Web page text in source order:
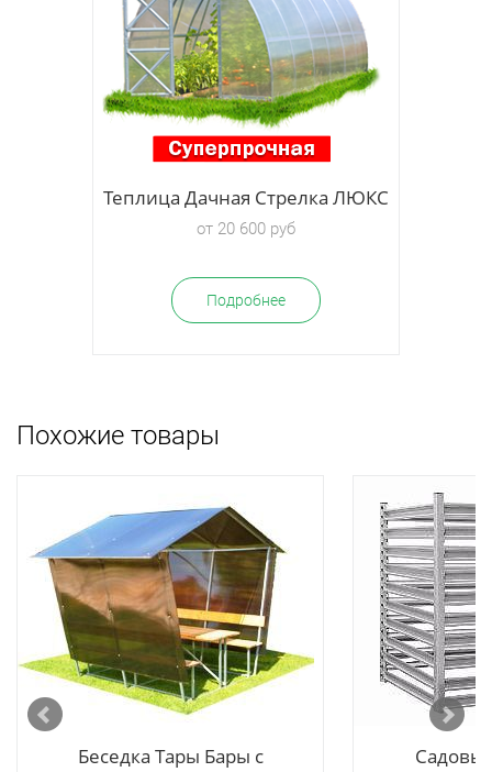
Теплица Дачная Стрелка ЛЮКС
от 20 600 руб
Подробнее
ЛЮКС
Похожие товары
Беседка Тары Бары с